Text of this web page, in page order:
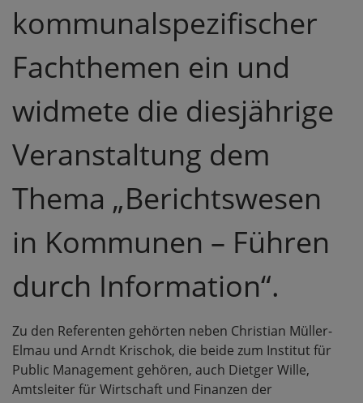
kommunalspezifischer
Fachthemen ein und
widmete die diesjährige
Veranstaltung dem
Thema „Berichtswesen
in Kommunen – Führen
durch Information“.
Zu den Referenten gehörten neben Christian Müller-
Elmau und Arndt Krischok, die beide zum Institut für
Public Management gehören, auch Dietger Wille,
Amtsleiter für Wirtschaft und Finanzen der